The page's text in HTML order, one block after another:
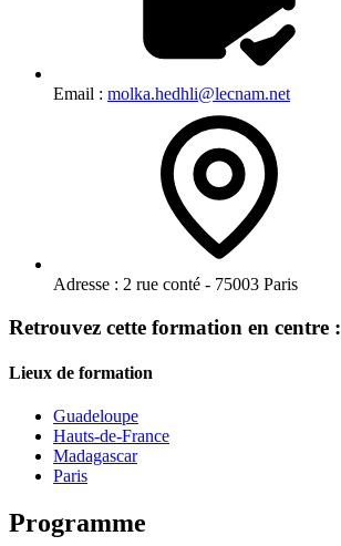
Email : molka.hedhli@lecnam.net
Adresse : 2 rue conté - 75003 Paris
Retrouvez cette formation en centre :
Lieux de formation
Guadeloupe
Hauts-de-France
Madagascar
Paris
Programme